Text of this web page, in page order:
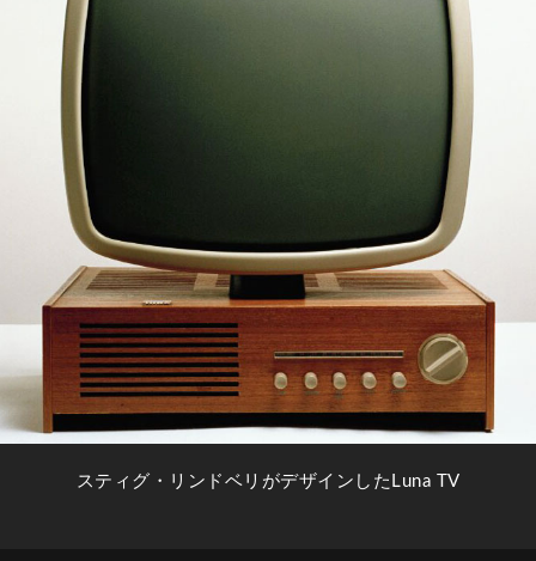
スティグ・リンドベリがデザインしたLuna TV